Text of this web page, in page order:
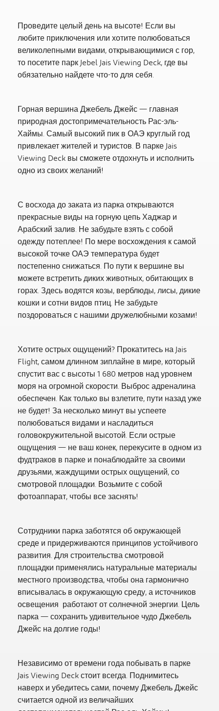
Проведите целый день на высоте! Если вы
любите приключения или хотите полюбоваться
великолепными видами, открывающимися с гор,
то посетите парк Jebel Jais Viewing Deck, где вы
обязательно найдете что-то для себя.
Горная вершина Джебель Джейс — главная
природная достопримечательность Рас-эль-
Хаймы. Самый высокий пик в ОАЭ круглый год
привлекает жителей и туристов. В парке Jais
Viewing Deck вы сможете отдохнуть и исполнить
одно из своих желаний!
С восхода до заката из парка открываются
прекрасные виды на горную цепь Хаджар и
Арабский залив. Не забудьте взять с собой
одежду потеплее! По мере восхождения к самой
высокой точке ОАЭ температура будет
постепенно снижаться. По пути к вершине вы
можете встретить диких животных, обитающих в
горах. Здесь водятся козы, верблюды, лисы, дикие
кошки и сотни видов птиц. Не забудьте
поздороваться с нашими дружелюбными козами!
Хотите острых ощущений? Прокатитесь на Jais
Flight, самом длинном зиплайне в мире, который
спустит вас с высоты 1 680 метров над уровнем
моря на огромной скорости. Выброс адреналина
обеспечен. Как только вы взлетите, пути назад уже
не будет! За несколько минут вы успеете
полюбоваться видами и насладиться
головокружительной высотой. Если острые
ощущения — не ваш конек, перекусите в одном из
фудтраков в парке и понаблюдайте за своими
друзьями, жаждущими острых ощущений, со
смотровой площадки. Возьмите с собой
фотоаппарат, чтобы все заснять!
Сотрудники парка заботятся об окружающей
среде и придерживаются принципов устойчивого
развития. Для строительства смотровой
площадки применялись натуральные материалы
местного производства, чтобы она гармонично
вписывалась в окружающую среду, а источников
освещения работают от солнечной энергии. Цель
парка — сохранить удивительное чудо Джебель
Джейс на долгие годы!
Независимо от времени года побывать в парке
Jais Viewing Deck стоит всегда. Поднимитесь
наверх и убедитесь сами, почему Джебель Джейс
считается одной из величайших